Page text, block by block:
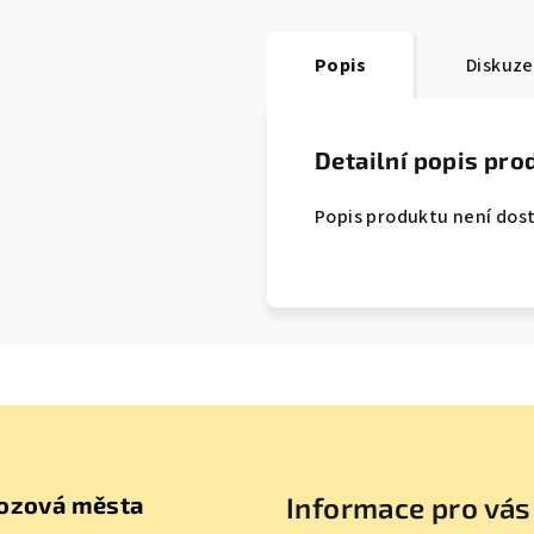
Popis Diskuze
Detailní popis
Popis produktu není
města Informace pro vás